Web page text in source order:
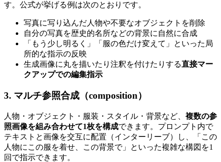
す。公式が挙げる例は次のとおりです。
写真に写り込んだ人物や不要なオブジェクトを削除
自分の写真を歴史的名所などの背景に自然に合成
「もう少し明るく」「服の色だけ変えて」といった局
所的な指示の反映
生成画像に丸を描いたり注釈を付けたりする直接マー
クアップでの編集指示
3. マルチ参照合成（composition）
人物・オブジェクト・服装・スタイル・背景など、 複数の参
照画像を組み合わせて1枚を構成できます。プロンプト内で
テキストと画像を交互に配置（インターリーブ）し、「この
人物にこの服を着せ、この背景で」といった複雑な構図を1
回で指示できます。